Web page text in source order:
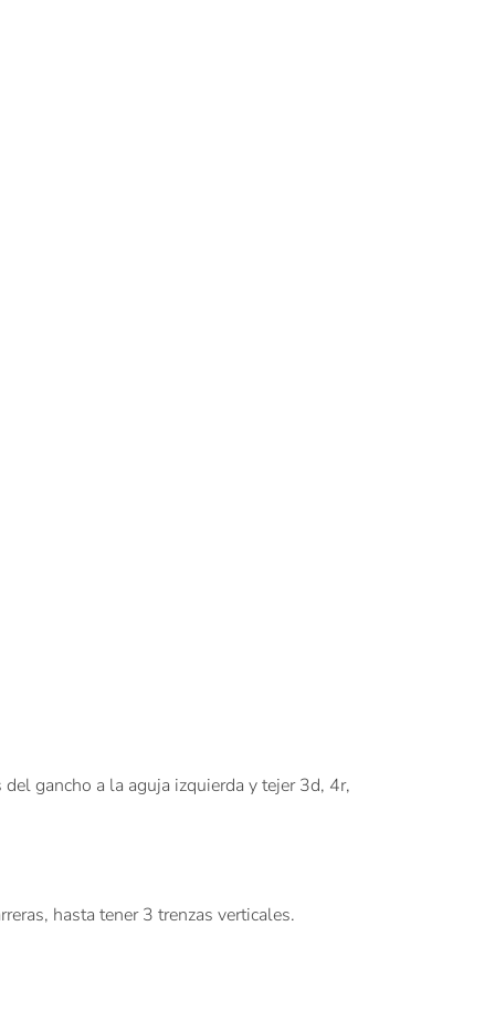
gancho a la aguja izquierda y tejer 3d, 4r,
hasta tener 3 trenzas verticales.